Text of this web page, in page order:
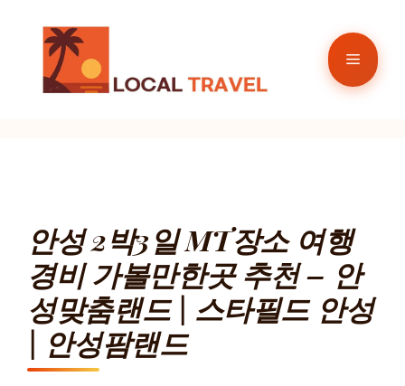
메
안성 2박3일 MT장소 여행
경비 가볼만한곳 추천 – 안
성맞춤랜드 | 스타필드 안성
| 안성팜랜드